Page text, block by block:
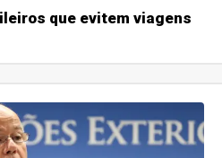
que evitem viagens